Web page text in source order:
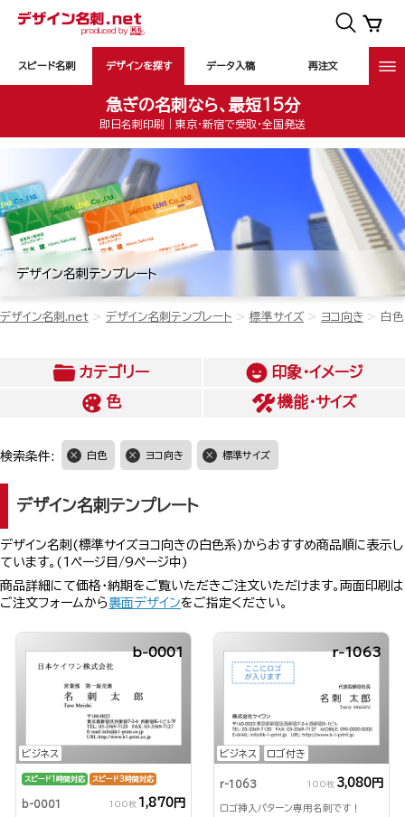
スピード名刺 デザインを探す データ入稿 再注文
急ぎの名刺なら、最短15分
即日名刺印刷｜東京・新宿で受取・全国発送
デザイン名刺テンプレート
デザイン名刺.net デザイン名刺テンプレート 標準サイズ ヨコ向き 白色
カテゴリー
印象・イメージ
色
機能・サイズ
検索条件: 白色 ヨコ向き 標準サイズ
デザイン名刺テンプレート
デザイン名刺(標準サイズヨコ向きの白色系)からおすすめ商品順に表示し
ています。(1ページ目/9ページ中)
商品詳細にて価格・納期をご覧いただきご注文いただけます。両面印刷は
ご注文フォームから裏面デザインをご指定ください。
ビジネス
b-0001
スピード1時間対応 スピード3時間対応
b-0001 100枚 1,870円
ビジネス ロゴ付き
r-1063
r-1063 100枚 3,080円
ロゴ挿入パターン専用名刺です！